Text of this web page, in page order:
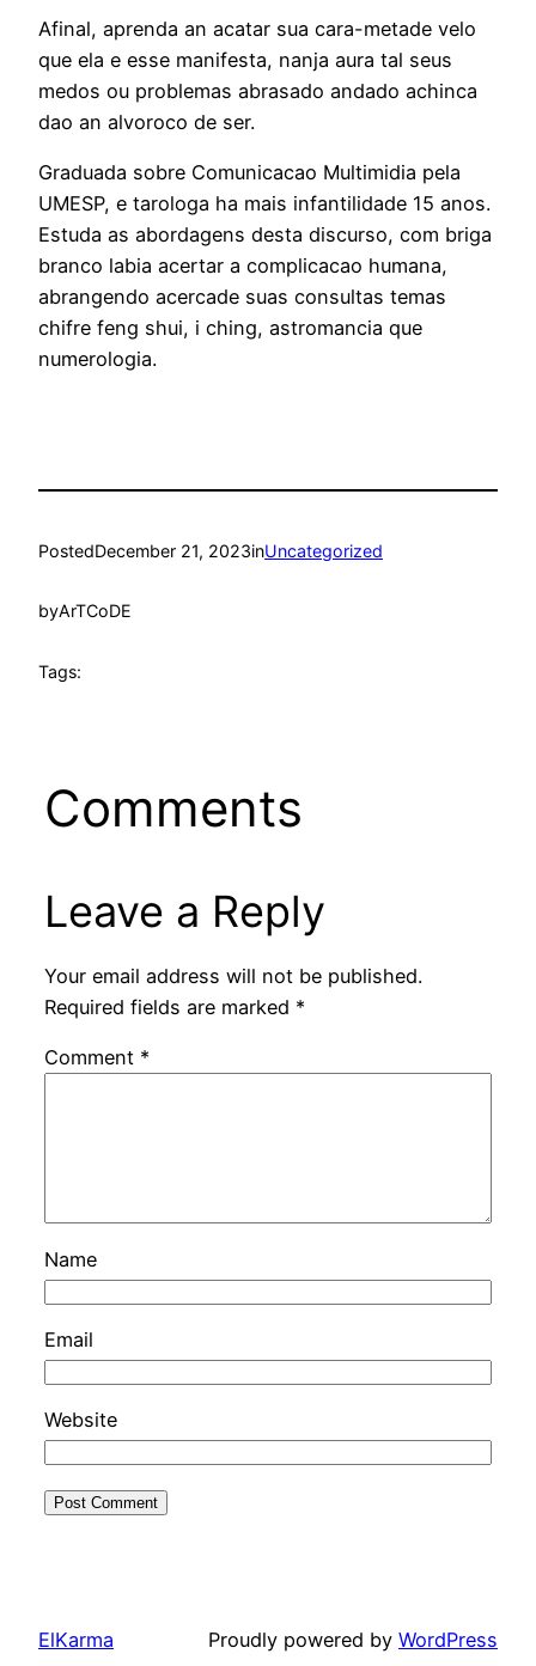
Afinal, aprenda an acatar sua cara-metade velo
que ela e esse manifesta, nanja aura tal seus
medos ou problemas abrasado andado achinca
dao an alvoroco de ser.
Graduada sobre Comunicacao Multimidia pela
UMESP, e tarologa ha mais infantilidade 15 anos.
Estuda as abordagens desta discurso, com briga
branco labia acertar a complicacao humana,
abrangendo acercade suas consultas temas
chifre feng shui, i ching, astromancia que
numerologia.
PostedDecember 21, 2023inUncategorized
byArTCoDE
Tags:
Comments
Leave a Reply
Your email address will not be published.
Required fields are marked *
Comment *
Name
Email
Website
ElKarma Proudly powered by WordPress